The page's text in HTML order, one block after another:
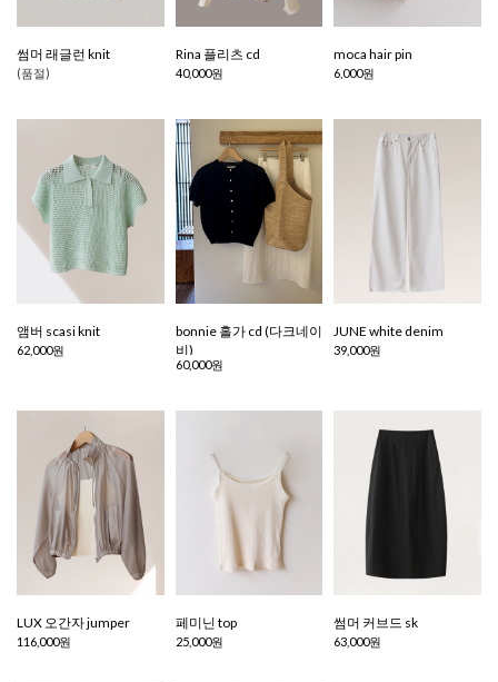
썸머 래글런 knit
(품절)
Rina 플리츠 cd
40,000원
moca hair pin
6,000원
앰버 scasi knit
62,000원
bonnie 홀가 cd (다크네이
비)
60,000원
JUNE white denim
39,000원
LUX 오간자 jumper
116,000원
페미닌 top
25,000원
썸머 커브드 sk
63,000원